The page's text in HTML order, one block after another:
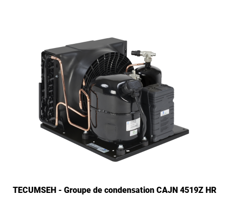
TECUMSEH - Groupe de condensation CAJN 4519Z HR